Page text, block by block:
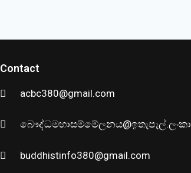
Contact
acbc380@gmail.com
බෞද්ධමහාසම්මේලනය@ඉතැපැල්.ලංකා
buddhistinfo380@gmail.com